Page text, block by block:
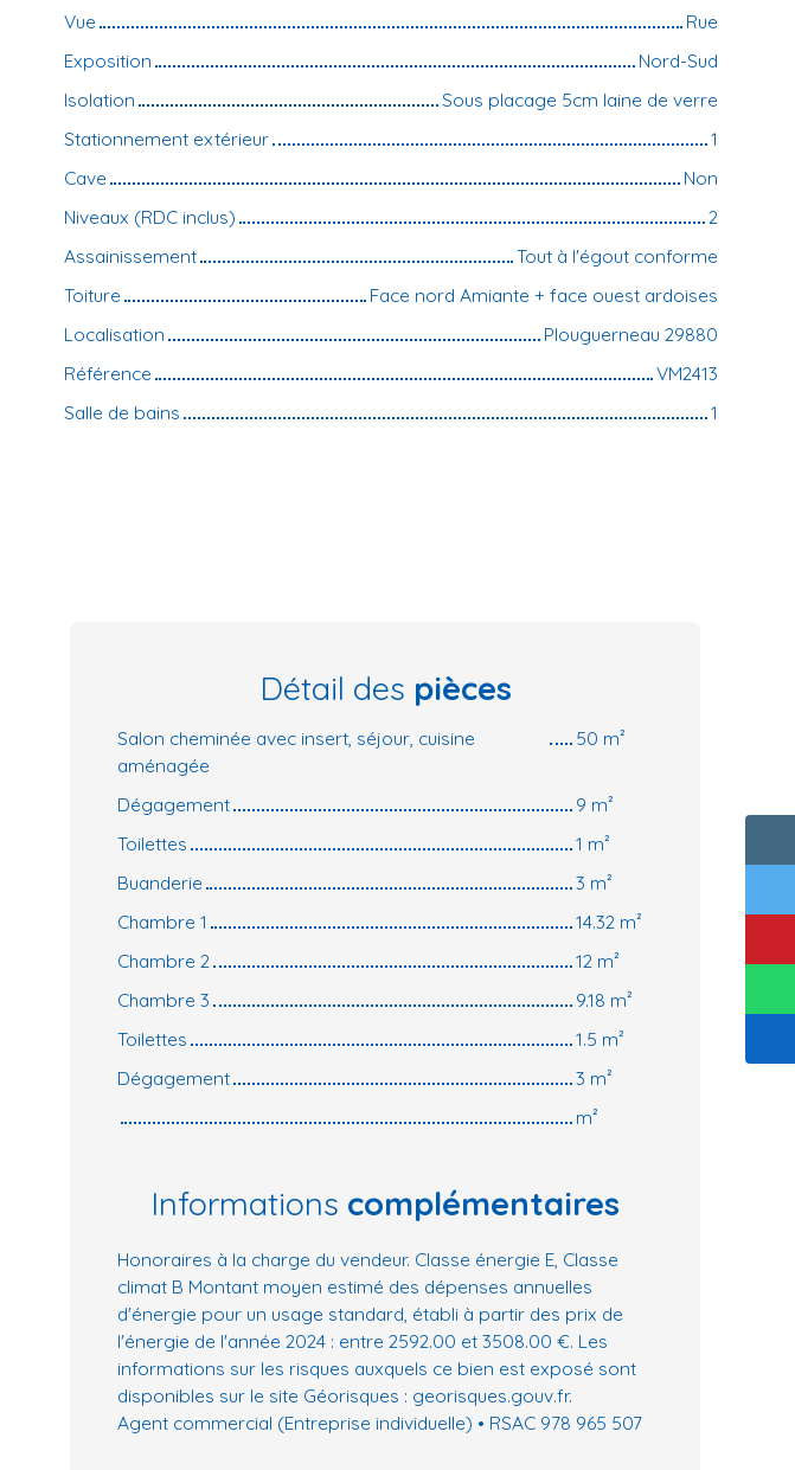
Vue
Rue
Exposition
Nord-Sud
Isolation
Sous placage 5cm laine de verre
Stationnement extérieur
1
Cave
Non
Niveaux (RDC inclus)
2
Assainissement
Tout à l'égout conforme
Toiture
Face nord Amiante + face ouest ardoises
Localisation
Plouguerneau 29880
Référence
VM2413
Salle de bains
1
Détail des pièces
Salon cheminée avec insert, séjour, cuisine
aménagée
50 m²
Dégagement
9 m²
Toilettes
1 m²
Buanderie
3 m²
Chambre 1
14.32 m²
Chambre 2
12 m²
Chambre 3
9.18 m²
Toilettes
1.5 m²
Dégagement
3 m²
m²
Informations complémentaires
Honoraires à la charge du vendeur. Classe énergie E, Classe
climat B Montant moyen estimé des dépenses annuelles
d'énergie pour un usage standard, établi à partir des prix de
l'énergie de l'année 2024 : entre 2592.00 et 3508.00 €. Les
informations sur les risques auxquels ce bien est exposé sont
disponibles sur le site Géorisques : georisques.gouv.fr.
Agent commercial (Entreprise individuelle) • RSAC 978 965 507